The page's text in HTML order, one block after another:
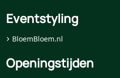
Eventstyling
BloemBloem.nl
Openingstijden